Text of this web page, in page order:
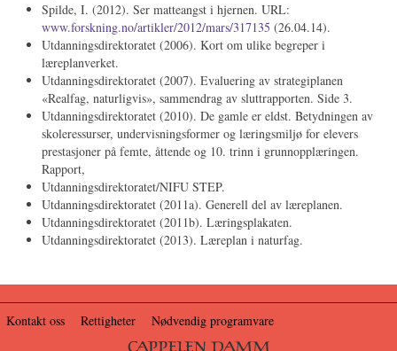
Spilde, I. (2012). Ser matteangst i hjernen. URL:
www.forskning.no/artikler/2012/mars/317135 (26.04.14).
Utdanningsdirektoratet (2006). Kort om ulike begreper i
læreplanverket.
Utdanningsdirektoratet (2007). Evaluering av strategiplanen
«Realfag, naturligvis», sammendrag av sluttrapporten. Side 3.
Utdanningsdirektoratet (2010). De gamle er eldst. Betydningen av
skoleressurser, undervisningsformer og læringsmiljø for elevers
prestasjoner på femte, åttende og 10. trinn i grunnopplæringen.
Rapport,
Utdanningsdirektoratet/NIFU STEP.
Utdanningsdirektoratet (2011a). Generell del av læreplanen.
Utdanningsdirektoratet (2011b). Læringsplakaten.
Utdanningsdirektoratet (2013). Læreplan i naturfag.
Kontakt oss Rettigheter Nødvendig programvare